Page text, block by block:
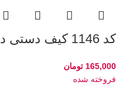
کد 1146 کیف دستی دوشی زنانه مستطیلی طرح دراگون
165,000 تومان
فروخته شده